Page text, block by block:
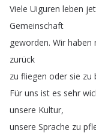
Viele Uiguren leben
Gemeinschaft
geworden. Wir haben
zurück
zu fliegen oder sie zu
Für uns ist es sehr
unsere Kultur,
unsere Sprache zu